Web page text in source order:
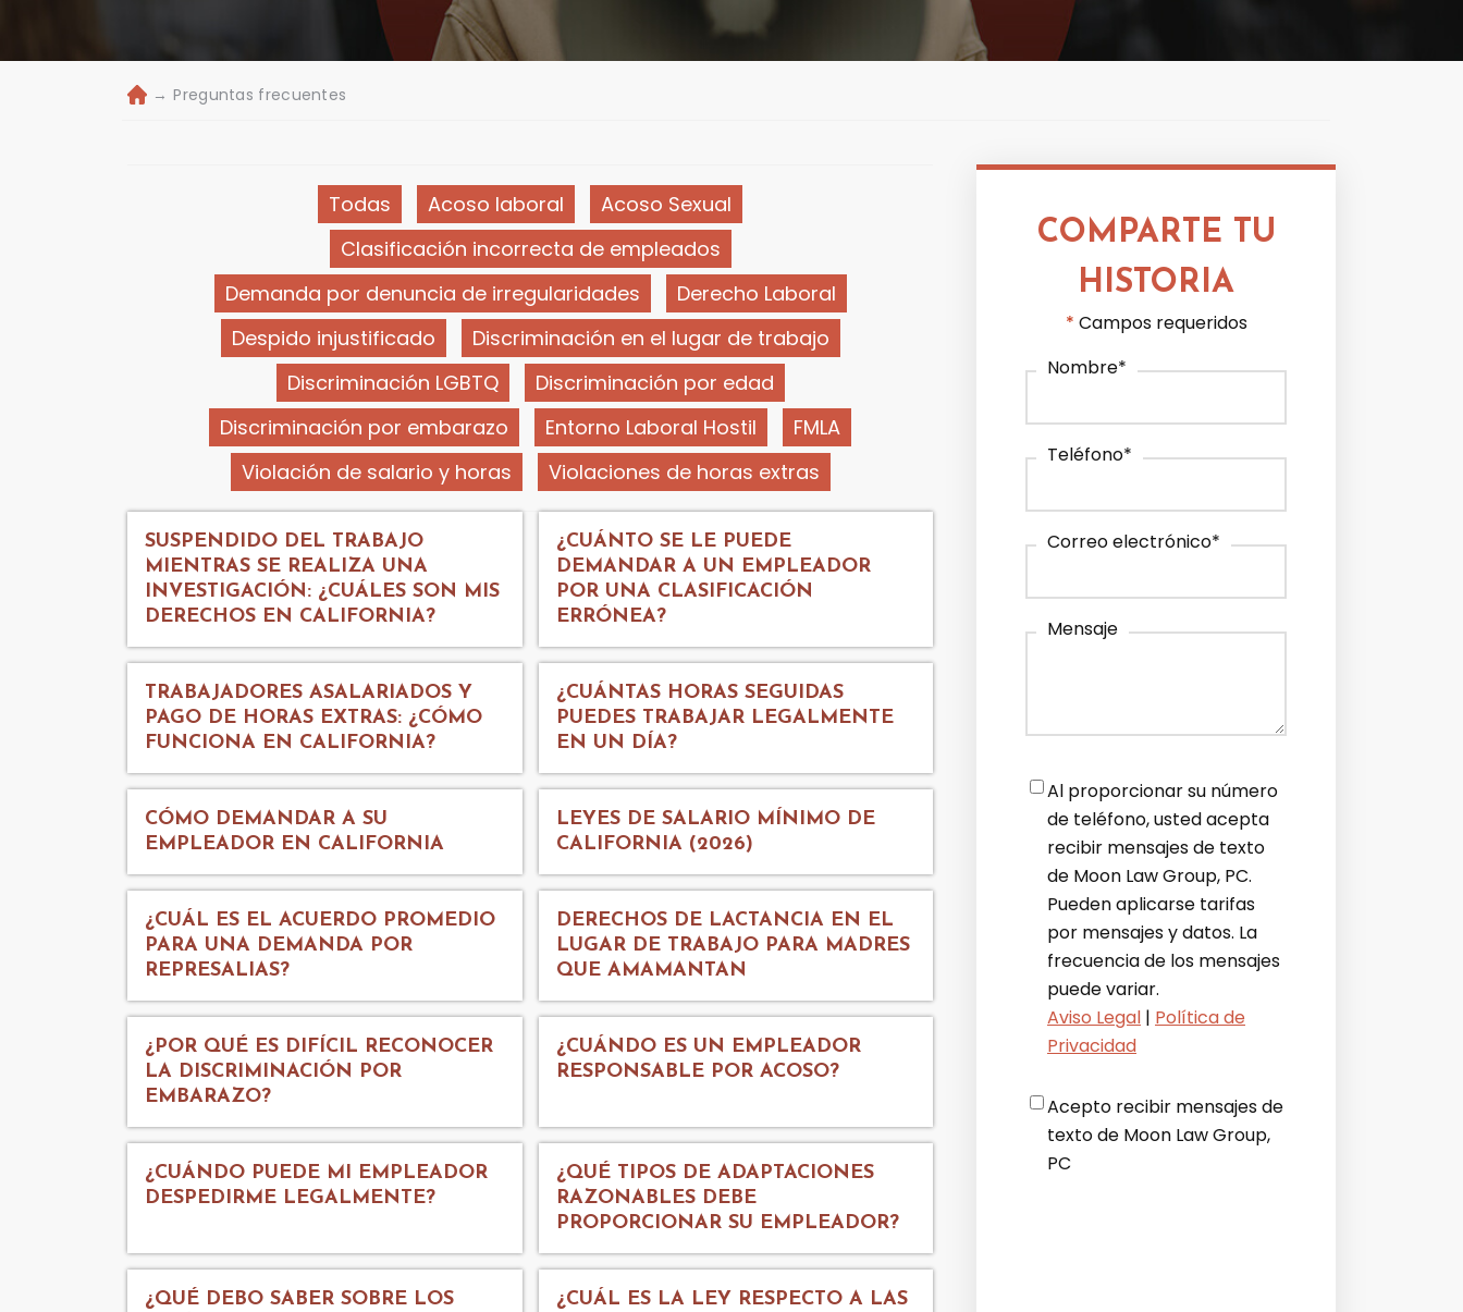
Ini → Preguntas frecuentes
Todas Acoso laboral
Acoso Sexual
Clasificación incorrecta de empleados
Demanda por denuncia de irregularidades
Derecho Laboral
Despido injustificado
Discriminación en el lugar de trabajo
Discriminación LGBTQ
Discriminación por edad
Discriminación por embarazo
Entorno Laboral Hostil
FMLA
Violación de salario y horas
Violaciones de horas extras
SUSPENDIDO DEL TRABAJO
MIENTRAS SE REALIZA UNA
INVESTIGACIÓN: ¿CUÁLES SON MIS
DERECHOS EN CALIFORNIA?
¿CUÁNTO SE LE PUEDE
DEMANDAR A UN EMPLEADOR
POR UNA CLASIFICACIÓN
ERRÓNEA?
TRABAJADORES ASALARIADOS Y
PAGO DE HORAS EXTRAS: ¿CÓMO
FUNCIONA EN CALIFORNIA?
¿CUÁNTAS HORAS SEGUIDAS
PUEDES TRABAJAR LEGALMENTE
EN UN DÍA?
CÓMO DEMANDAR A SU
EMPLEADOR EN CALIFORNIA
LEYES DE SALARIO MÍNIMO DE
CALIFORNIA (2026)
¿CUÁL ES EL ACUERDO PROMEDIO
PARA UNA DEMANDA POR
REPRESALIAS?
DERECHOS DE LACTANCIA EN EL
LUGAR DE TRABAJO PARA MADRES
QUE AMAMANTAN
¿POR QUÉ ES DIFÍCIL RECONOCER
LA DISCRIMINACIÓN POR
EMBARAZO?
¿CUÁNDO ES UN EMPLEADOR
RESPONSABLE POR ACOSO?
¿CUÁNDO PUEDE MI EMPLEADOR
DESPEDIRME LEGALMENTE?
¿QUÉ TIPOS DE ADAPTACIONES
RAZONABLES DEBE
PROPORCIONAR SU EMPLEADOR?
¿QUÉ DEBO SABER SOBRE LOS
¿CUÁL ES LA LEY RESPECTO A LAS
COMPARTE TU
HISTORIA
* Campos requeridos
Nombre*
Teléfono*
Correo electrónico*
Mensaje
Al proporcionar su número
de teléfono, usted acepta
recibir mensajes de texto
de Moon Law Group, PC.
Pueden aplicarse tarifas
por mensajes y datos. La
frecuencia de los mensajes
puede variar.
Aviso Legal | Política de
Privacidad
Acepto recibir mensajes de
texto de Moon Law Group,
PC